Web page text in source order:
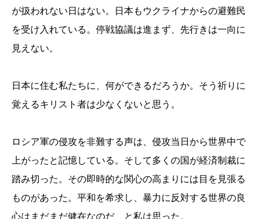
が扱われない日はない。日本もウクライナからの避難民
を受け入れている。停戦協議は進まず、先行きは一向に
見えない。
日本に住む私たちに、何ができるだろうか。そう祈りに
覚えるキリスト者は少なくないと思う。
ロシア軍の侵攻を非難する声は、侵攻当日から世界中で
上がったと記憶している。そして多くの国が経済制裁に
踏み切った。その即時的な関心の高まりには目を見張る
ものがあった。平和を希求し、暴力に反対する世界の良
心はまだまだ健在なのだ、と私は思った。